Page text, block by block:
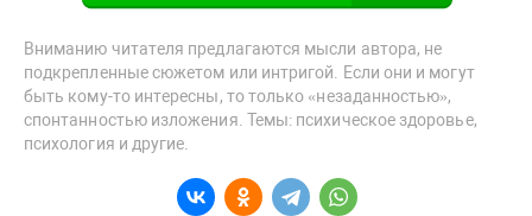
Вниманию читателя предлагаются мысли автора, не
подкрепленные сюжетом или интригой. Если они и могут
быть кому-то интересны, то только «незаданностью»,
спонтанностью изложения. Темы: психическое здоровье,
психология и другие.